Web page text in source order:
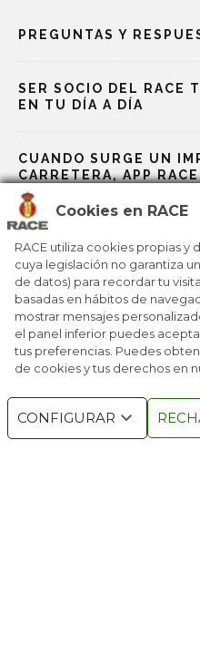
Cookies en RACE
RACE utiliza cookies propias y
cuya legislación no garantiza
de datos) para recordar tu
basadas en hábitos de
mostrar mensajes
el panel inferior puedes
tus preferencias. Puedes
de cookies y tus derechos en
CONFIGURAR
PREGUNTAS Y
SER SOCIO DEL RACE
EN TU DÍA A DÍA
CUANDO SURGE UN
CARRETERA, APP
RACE, BP Y GALP TE
EL RACE IMPULSA
RECUPERAR PUNTOS